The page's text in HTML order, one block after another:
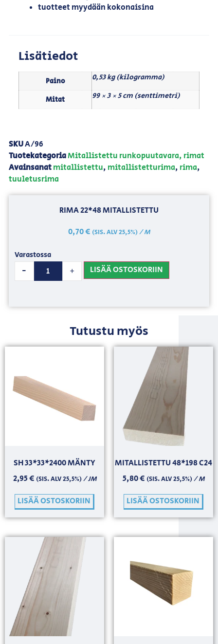
tuotteet myydään kokonaisina
Lisätiedot
Paino 0,53 kg (kilogramma)
Mitat 99 × 3 × 5 cm (senttimetri)
SKUA/96
TuotekategoriaMitallistettu runkopuutavara, rimat
Avainsanatmitallistettu, mitallistetturima, rima,
tuuletusrima
RIMA 22*48 MITALLISTETTU
0,70€ (SIS. ALV 25,5%)/ M
Varastossa
- + LISÄÄ OSTOSKORIIN
Tutustu myös
SH 33*33*2400 MÄNTY
2,95€ (SIS. ALV 25,5%)/ JM
LISÄÄ OSTOSKORIIN
MITALLISTETTU 48*198 C24
5,80€ (SIS. ALV 25,5%)/ M
LISÄÄ OSTOSKORIIN